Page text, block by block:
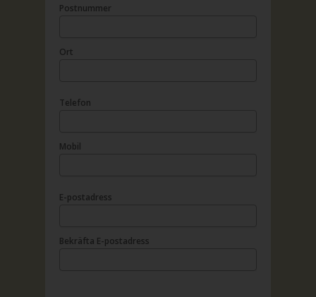
Postnummer
Ort
Telefon
Mobil
E-postadress
Bekräfta E-postadress